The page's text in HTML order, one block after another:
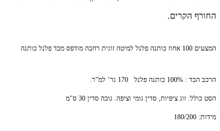
החורף הקרים.
המצעים 100 אחוז כותנה פלנל למיטה זוגית רחבה מודפס מבד פלנל כותנה
הרכב הבד : 100% כותנה פלנל 170 גר’ למ”ר.
הסט כולל: זוג ציפיות, סדין גומי וציפה. גובה סדין 30 ס"מ
מידות: 180/200